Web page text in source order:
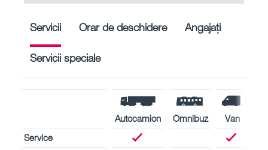
Servicii Orar de deschidere Angajați
Servicii speciale
Autocamion Omnibuz
Van
Service